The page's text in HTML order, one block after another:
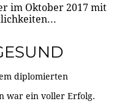
im Oktober 2017 mit
diplomierten
war ein voller Erfolg.